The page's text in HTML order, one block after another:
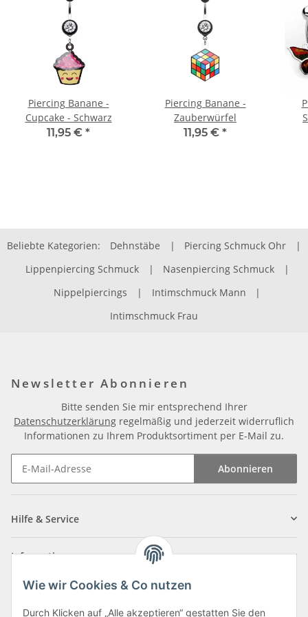
Wie wir Cookies & Co nutzen
Durch Klicken auf „Alle akzeptieren“ gestatten Sie den
Piercing Banane -
Cupcake - Schwarz
11,95 € *
Piercing Banane -
Zauberwürfel
11,95 € *
Beliebte Kategorien: Dehnstäbe | Piercing Schmuck Ohr
|
Lippenpiercing Schmuck
| Nasenpiercing Schmuck
|
Nippelpiercings
| Intimschmuck Mann
|
Intimschmuck Frau
Newsletter Abonnieren
Bitte senden Sie mir entsprechend Ihrer
Datenschutzerklärung regelmäßig und jederzeit widerruflich
Informationen zu Ihrem Produktsortiment per E-Mail zu.
Abonnieren
Hilfe & Service
Informationen
Zahlungsarten